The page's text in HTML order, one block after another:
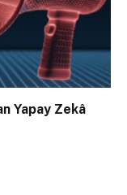
Yapay Zekâ